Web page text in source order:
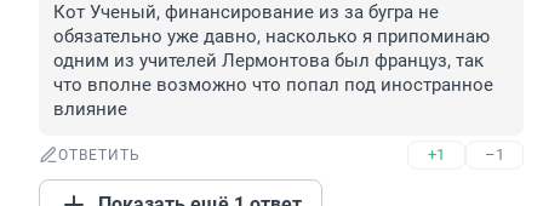
Кот Ученый, финансирование из за бугра не
обязательно уже давно, насколько я припоминаю
одним из учителей Лермонтова был француз, так
что вполне возможно что попал под иностранное
влияние
ОТВЕТИТЬ +1 –1